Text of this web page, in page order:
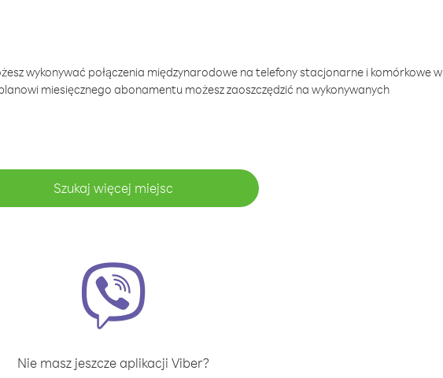
wykonywać połączenia międzynarodowe na telefony stacjonarne i komórkowe w
miesięcznego abonamentu możesz zaoszczędzić na wykonywanych
Szukaj więcej miejsc
Nie masz jeszcze aplikacji Viber?